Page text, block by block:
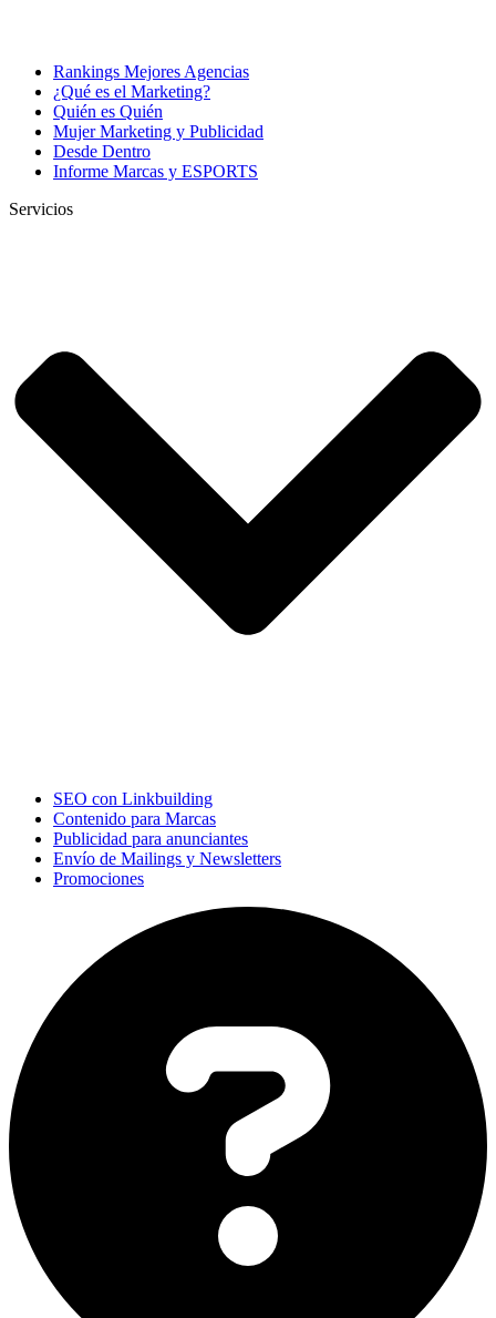
Rankings Mejores Agencias
¿Qué es el Marketing?
Quién es Quién
Mujer Marketing y Publicidad
Desde Dentro
Informe Marcas y ESPORTS
Servicios
SEO con Linkbuilding
Contenido para Marcas
Publicidad para anunciantes
Envío de Mailings y Newsletters
Promociones